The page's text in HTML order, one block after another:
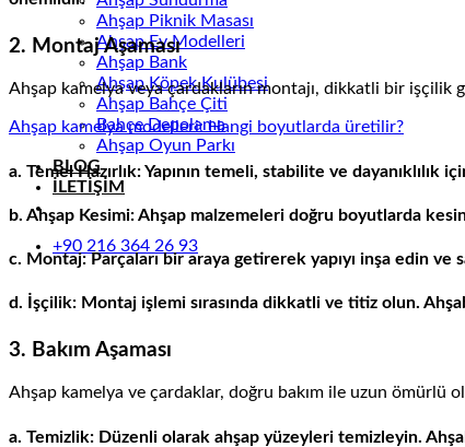
Ahşap Piknik Masası
Ahşap Ev Modelleri
Ahşap Bank
Ahşap Köpek Kulübesi
Ahşap Bahçe Çiti
Bahçe Depolama
Ahşap Oyun Parkı
BLOG
İLETİŞİM
+90 216 364 26 93
2. Montaj Aşaması
Ahşap kamelya veya çardakların montajı, dikkatli bir işçilik
Ahşap kamelya modelleri: Hangi boyutlarda üretilir?
a. Temel Hazırlık: Yapının temeli, stabilite ve
b. Ahşap Kesimi: Ahşap malzemeleri doğru boyutlarda
c. Montaj: Parçaları bir araya getirerek yapıyı inşa edin ve
d. İşçilik: Montaj işlemi sırasında dikkatli ve titiz olun.
3. Bakım Aşaması
Ahşap kamelya ve çardaklar, doğru bakım ile uzun ömürlü
a. Temizlik: Düzenli olarak ahşap yüzeyleri temizleyin.